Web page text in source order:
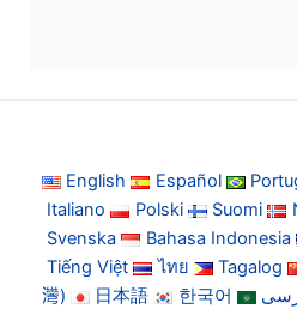
English Español
Italiano
Polski Suomi
Svenska
Bahasa Indonesia
Tiếng Việt
ไทย Tagalog
灣)
日本語 한국어